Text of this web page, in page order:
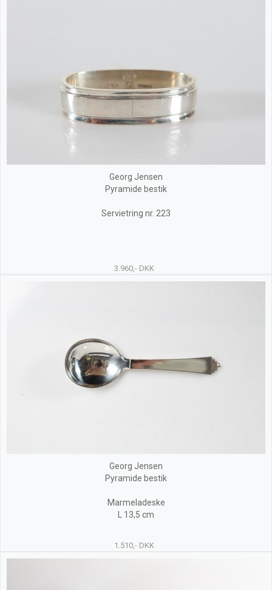
Georg Jensen
Pyramide bestik
Servietring nr. 223
3.960,- DKK
Georg Jensen
Pyramide bestik
Marmeladeske
L 13,5 cm
1.510,- DKK